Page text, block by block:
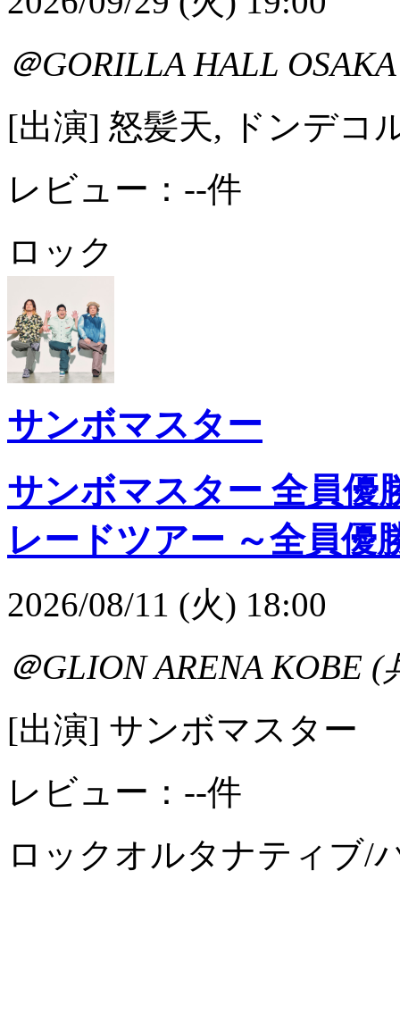
＠GORILLA HALL
[出演] 怒髪天, ドンデコ
レビュー：--件
ロック
サンボマスター
サンボマスター 全員優
レードツアー ～全員優
2026/08/11 (火) 18:00
＠GLION ARENA KOBE (
[出演] サンボマスター
レビュー：--件
ロック オルタナティブ/